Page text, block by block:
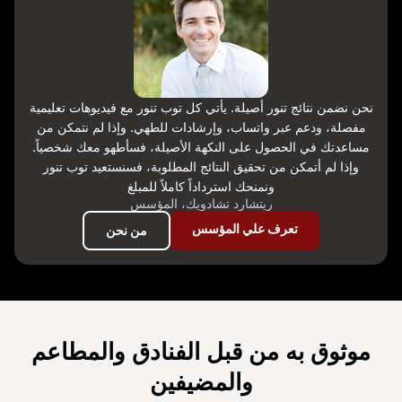
نحن نضمن نتائج تنور أصيلة. يأتي كل توب تنور مع فيديوهات تعليمية
مفصلة، ودعم عبر واتساب، وإرشادات للطهي. وإذا لم نتمكن من
مساعدتك في الحصول على النكهة الأصيلة، فسأطهو معك شخصياً.
وإذا لم أتمكن من تحقيق النتائج المطلوبة، فسنستعيد توب تنور
ونمنحك استرداداً كاملاً للمبلغ
ريتشارد تشادويك، المؤسس
تعرف علي المؤسس
من نحن
موثوق به من قبل الفنادق والمطاعم
والمضيفين